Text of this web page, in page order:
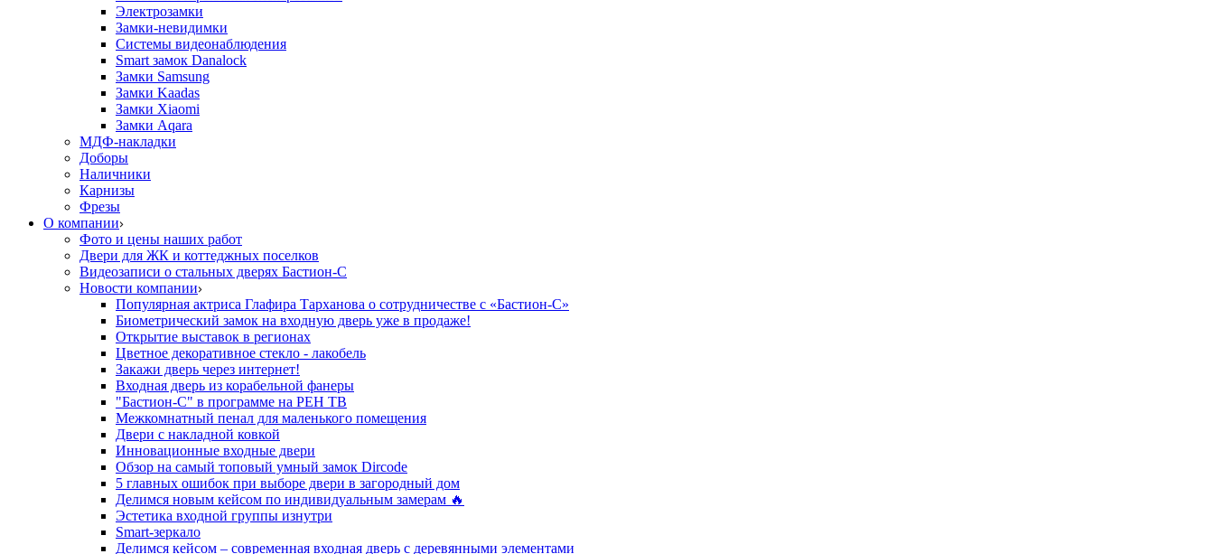
Электрозамки
Замки-невидимки
Системы видеонаблюдения
Smart замок Danalock
Замки Samsung
Замки Kaadas
Замки Xiaomi
Замки Aqara
МДФ-накладки
Доборы
Наличники
Карнизы
Фрезы
О компании
Фото и цены наших работ
Двери для ЖК и коттеджных поселков
Видеозаписи о стальных дверях Бастион-С
Новости компании
Популярная актриса Глафира Тарханова о сотрудничестве с «Бастион-С»
Биометрический замок на входную дверь уже в продаже!
Открытие выставок в регионах
Цветное декоративное стекло - лакобель
Закажи дверь через интернет!
Входная дверь из корабельной фанеры
"Бастион-С" в программе на РЕН ТВ
Межкомнатный пенал для маленького помещения
Двери с накладной ковкой
Инновационные входные двери
Обзор на самый топовый умный замок Dircode
5 главных ошибок при выборе двери в загородный дом
Делимся новым кейсом по индивидуальным замерам 🔥
Эстетика входной группы изнутри
Smart-зеркало
Делимся кейсом – современная входная дверь с деревянными элементами